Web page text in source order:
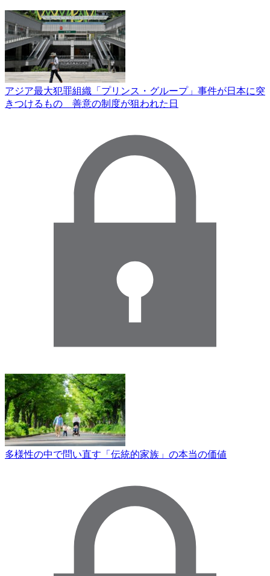
アジア最大犯罪組織「プリンス・グループ」事件が日本に突
きつけるもの 善意の制度が狙われた日
多様性の中で問い直す「伝統的家族」の本当の価値